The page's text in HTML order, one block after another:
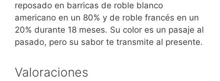
reposado en barricas de roble blanco
americano en un 80% y de roble francés en un
20% durante 18 meses. Su color es un pasaje al
pasado, pero su sabor te transmite al presente.
Valoraciones